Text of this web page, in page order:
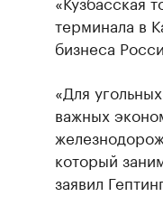
терминала в
бизнеса
«Для
важных
который
заявил